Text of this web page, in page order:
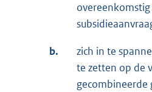
b.
zich in te
te zetten op de